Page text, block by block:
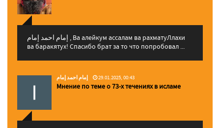
إمام احمد إمام , Ва алейкум ассалам ва рахматуЛлахи
ва баракятух! Спасибо брат за то что попробовал ...
إمام احمد إمام 29.01.2025, 00:43
Мнение по теме о 73-х течениях в исламе